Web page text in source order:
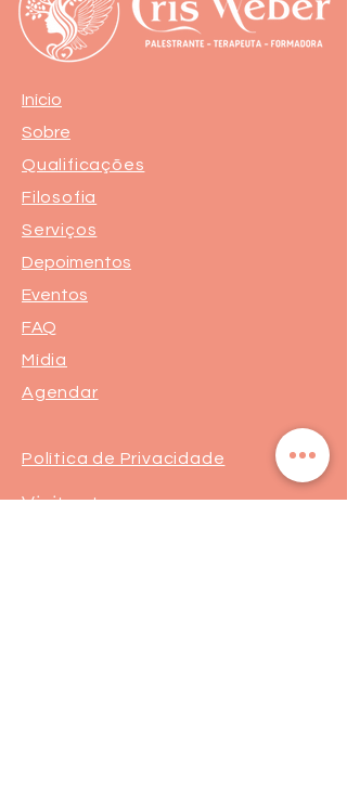
Início
Sobre
Qualificações
Filosofia
Serviços
Depoimentos
Eventos
FAQ
Mídia
Agendar
Política de Privacidade
Visitantes: